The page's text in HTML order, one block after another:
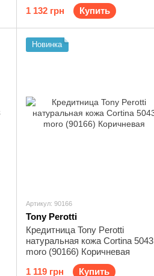
1 132 грн
Купить
Новинка
Артикул: 90166
Tony Perotti
Кредитница Tony Perotti
натуральная кожа Cortina 5043
moro (90166) Коричневая
1 119 грн
Купить